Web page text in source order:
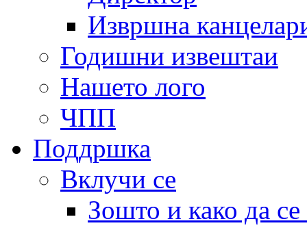
Извршна
Годишни извештаи
Нашето лого
ЧПП
Поддршка
Вклучи се
Зошто и како да